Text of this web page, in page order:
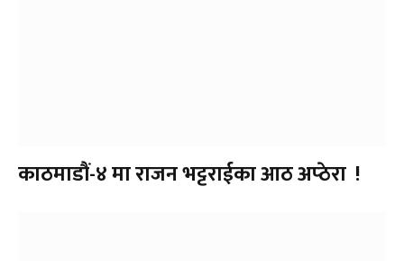
काठमाडौं-४ मा राजन भट्टराईका आठ अप्ठेरा !